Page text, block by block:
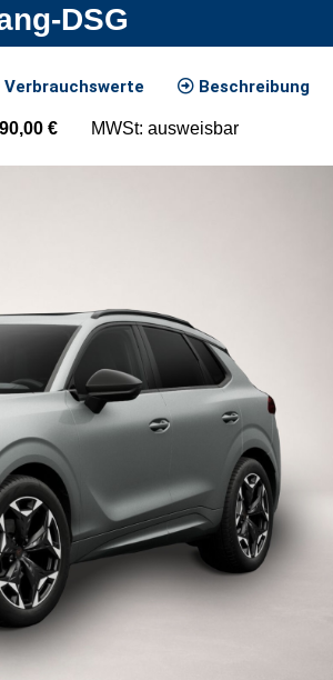
DSG
Verbrauchswerte Beschreibung
€ MWSt: ausweisbar